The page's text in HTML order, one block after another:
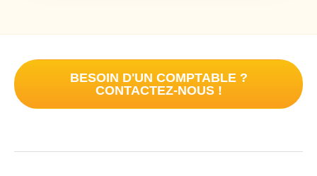
BESOIN D'UN COMPTABLE ?
CONTACTEZ-NOUS !